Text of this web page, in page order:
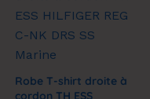
Robe T-shirt droite à
cordon TH ESS